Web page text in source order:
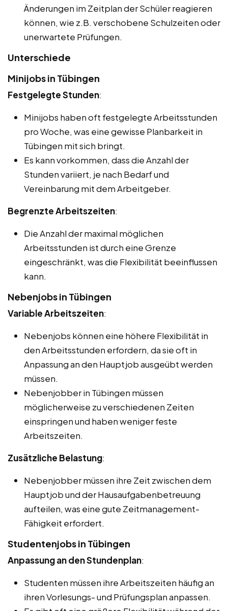
Änderungen im Zeitplan der Schüler reagieren
können, wie z.B. verschobene Schulzeiten oder
unerwartete Prüfungen.
Unterschiede
Minijobs in Tübingen
Festgelegte Stunden:
Minijobs haben oft festgelegte Arbeitsstunden
pro Woche, was eine gewisse Planbarkeit in
Tübingen mit sich bringt.
Es kann vorkommen, dass die Anzahl der
Stunden variiert, je nach Bedarf und
Vereinbarung mit dem Arbeitgeber.
Begrenzte Arbeitszeiten:
Die Anzahl der maximal möglichen
Arbeitsstunden ist durch eine Grenze
eingeschränkt, was die Flexibilität beeinflussen
kann.
Nebenjobs in Tübingen
Variable Arbeitszeiten:
Nebenjobs können eine höhere Flexibilität in
den Arbeitsstunden erfordern, da sie oft in
Anpassung an den Hauptjob ausgeübt werden
müssen.
Nebenjobber in Tübingen müssen
möglicherweise zu verschiedenen Zeiten
einspringen und haben weniger feste
Arbeitszeiten.
Zusätzliche Belastung:
Nebenjobber müssen ihre Zeit zwischen dem
Hauptjob und der Hausaufgabenbetreuung
aufteilen, was eine gute Zeitmanagement-
Fähigkeit erfordert.
Studentenjobs in Tübingen
Anpassung an den Stundenplan:
Studenten müssen ihre Arbeitszeiten häufig an
ihren Vorlesungs- und Prüfungsplan anpassen.